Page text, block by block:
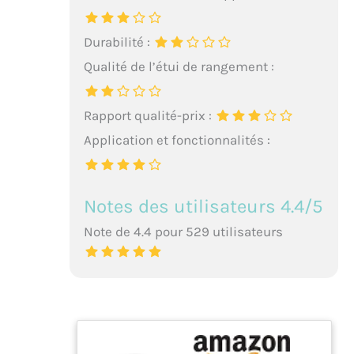
Durabilité :
Qualité de l’étui de rangement :
Rapport qualité-prix :
Application et fonctionnalités :
Notes des utilisateurs 4.4/5
Note de 4.4 pour 529 utilisateurs